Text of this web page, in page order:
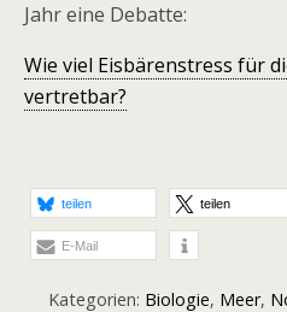
Jahr eine Debatte:
Wie viel Eisbärenstress für
vertretbar?
teilen teilen
E-Mail
Kategorien: Biologie, Meer,